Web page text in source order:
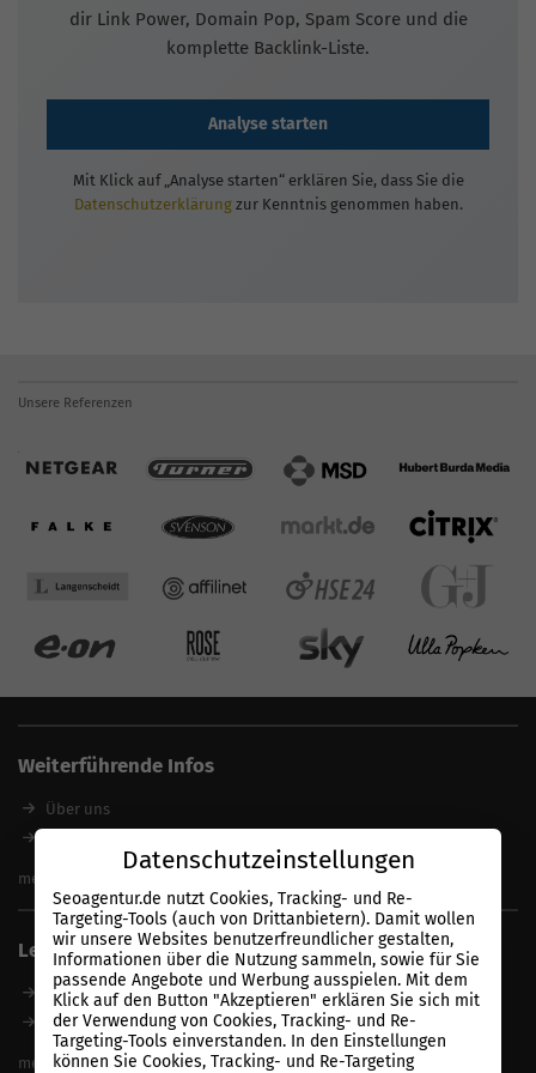
dir Link Power, Domain Pop, Spam Score und die
komplette Backlink-Liste.
Analyse starten
Mit Klick auf „Analyse starten“ erklären Sie, dass Sie die
Datenschutzerklärungzur Kenntnis genommen haben.
Unsere Referenzen
Weiterführende Infos
Über uns
SEO-Pakete
Beste SEO Agentur finden
SEO mit Garantie
SEO günstig
SEO Experte
SEO zum Festpreis
Keyword Datenbank
mehr anzeigen
Leistungen
SEO Consulting Agentur
Linkaufbau Agentur
Onpage-Optimierung
mehr anzeigen
Datenschutzeinstellungen
Seoagentur.de nutzt Cookies, Tracking- und Re-
Targeting-Tools (auch von Drittanbietern). Damit wollen
wir unsere Websites benutzerfreundlicher gestalten,
Informationen über die Nutzung sammeln, sowie für Sie
passende Angebote und Werbung ausspielen. Mit dem
Klick auf den Button "Akzeptieren" erklären Sie sich mit
der Verwendung von Cookies, Tracking- und Re-
Targeting-Tools einverstanden. In den Einstellungen
können Sie Cookies, Tracking- und Re-Targeting